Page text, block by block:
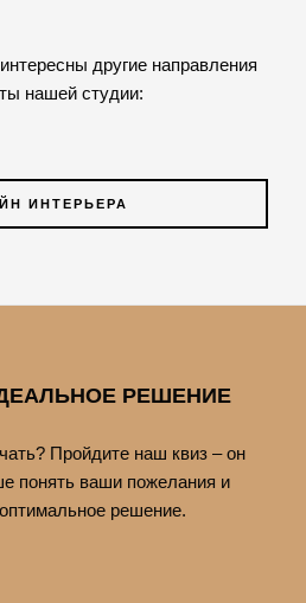
другие направления
нашей студии:
ИНТЕРЬЕРА
РЕШЕНИЕ
Пройдите наш квиз – он
понять ваши пожелания и
решение.